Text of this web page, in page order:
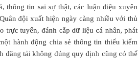
thông tin sai sự thật, các luận điệu xuyên
đội xuất hiện ngày càng nhiều với thủ
tuyến, đánh cắp dữ liệu cá nhân, phát
hành động chia sẻ thông tin thiếu kiểm
đăng tải không đúng quy định cũng có thể